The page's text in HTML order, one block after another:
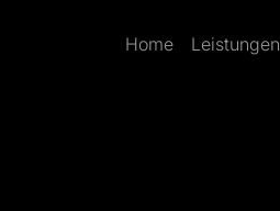
Home Leistungen